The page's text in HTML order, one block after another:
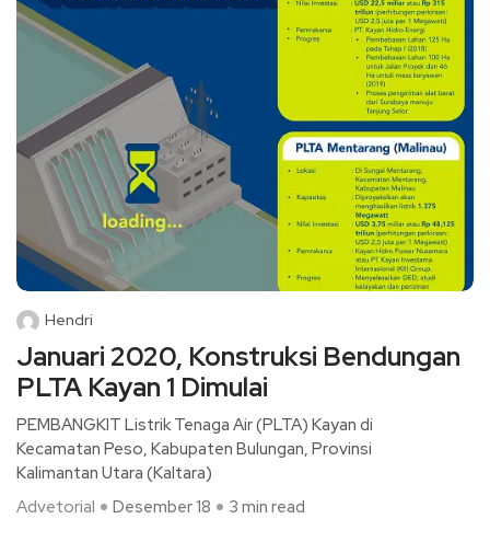
Hendri
Januari 2020, Konstruksi Bendungan
PLTA Kayan 1 Dimulai
PEMBANGKIT Listrik Tenaga Air (PLTA) Kayan di
Kecamatan Peso, Kabupaten Bulungan, Provinsi
Kalimantan Utara (Kaltara)
Advetorial
Desember 18 3 min read